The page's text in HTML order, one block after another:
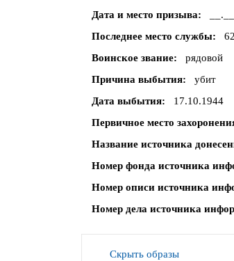
Дата и место призыва
Последнее место службы
Воинское звание
рядовой
Причина выбытия
убит
Дата выбытия
17.10.1944
Первичное место
Название источника
Номер фонда источника
Номер описи источника
Номер дела источника
Скрыть образы